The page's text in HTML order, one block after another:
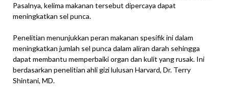
Pasalnya, kelima makanan tersebut dipercaya dapat
meningkatkan sel punca.
Penelitian menunjukkan peran makanan spesifik ini dalam
meningkatkan jumlah sel punca dalam aliran darah sehingga
dapat membantu memperbaiki organ dan kulit yang rusak. Ini
berdasarkan penelitian ahli gizi lulusan Harvard, Dr. Terry
Shintani, MD.